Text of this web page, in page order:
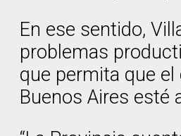
En ese sentido,
problemas
que permita que
Buenos Aires esté